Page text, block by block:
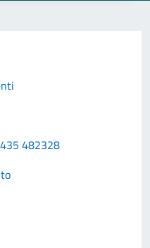
482328